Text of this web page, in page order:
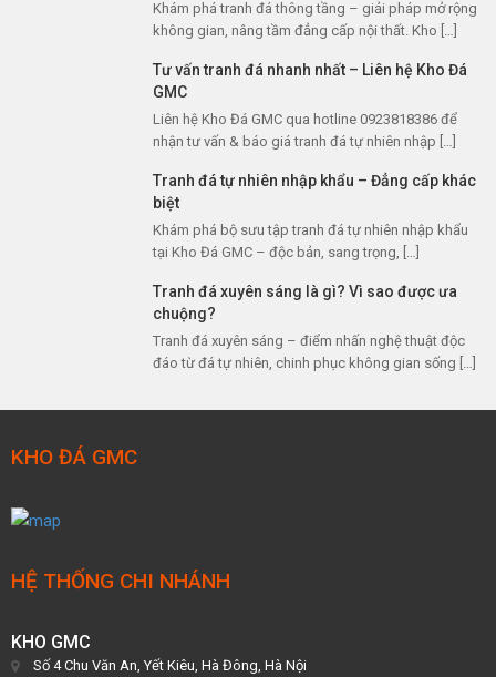
Khám phá tranh đá thông tầng – giải pháp mở rộng
không gian, nâng tầm đẳng cấp nội thất. Kho […]
Tư vấn tranh đá nhanh nhất – Liên hệ Kho Đá
GMC
Liên hệ Kho Đá GMC qua hotline 0923818386 để
nhận tư vấn & báo giá tranh đá tự nhiên nhập […]
Tranh đá tự nhiên nhập khẩu – Đẳng cấp khác
biệt
Khám phá bộ sưu tập tranh đá tự nhiên nhập khẩu
tại Kho Đá GMC – độc bản, sang trọng, […]
Tranh đá xuyên sáng là gì? Vì sao được ưa
chuộng?
Tranh đá xuyên sáng – điểm nhấn nghệ thuật độc
đáo từ đá tự nhiên, chinh phục không gian sống […]
KHO ĐÁ GMC
HỆ THỐNG CHI NHÁNH
KHO GMC
Số 4 Chu Văn An, Yết Kiêu, Hà Đông, Hà Nội